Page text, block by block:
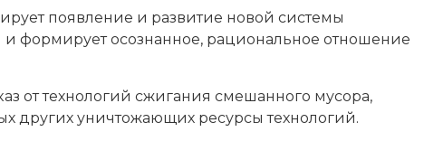
появление и развитие новой системы
формирует осознанное, рациональное отношение
от технологий сжигания смешанного мусора,
других уничтожающих ресурсы технологий.